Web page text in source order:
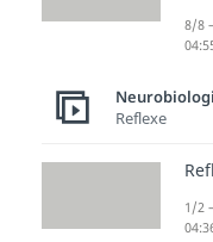
8/8
Reflexe
1/2